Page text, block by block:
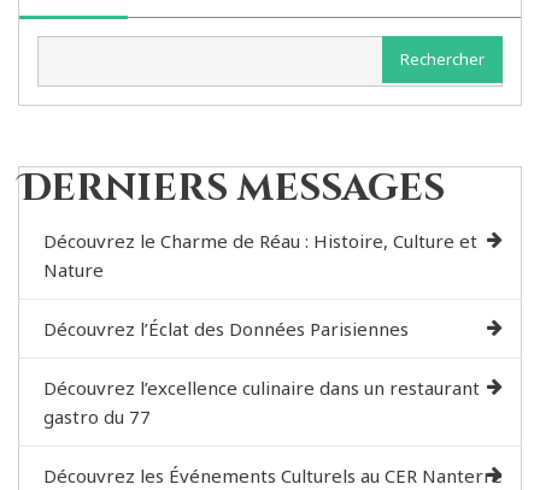
Rechercher
Derniers messages
Découvrez le Charme de Réau : Histoire, Culture et
Nature
Découvrez l’Éclat des Données Parisiennes
Découvrez l’excellence culinaire dans un restaurant
gastro du 77
Découvrez les Événements Culturels au CER Nanterre